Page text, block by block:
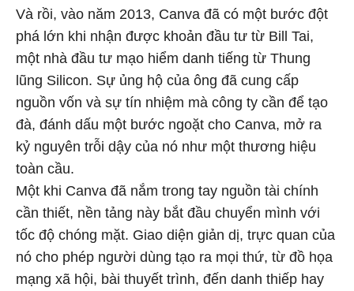
Và rồi, vào năm 2013, Canva đã có một bước đột
phá lớn khi nhận được khoản đầu tư từ Bill Tai,
một nhà đầu tư mạo hiểm danh tiếng từ Thung
lũng Silicon. Sự ủng hộ của ông đã cung cấp
nguồn vốn và sự tín nhiệm mà công ty cần để tạo
đà, đánh dấu một bước ngoặt cho Canva, mở ra
kỷ nguyên trỗi dậy của nó như một thương hiệu
toàn cầu.
Một khi Canva đã nắm trong tay nguồn tài chính
cần thiết, nền tảng này bắt đầu chuyển mình với
tốc độ chóng mặt. Giao diện giản dị, trực quan của
nó cho phép người dùng tạo ra mọi thứ, từ đồ họa
mạng xã hội, bài thuyết trình, đến danh thiếp hay